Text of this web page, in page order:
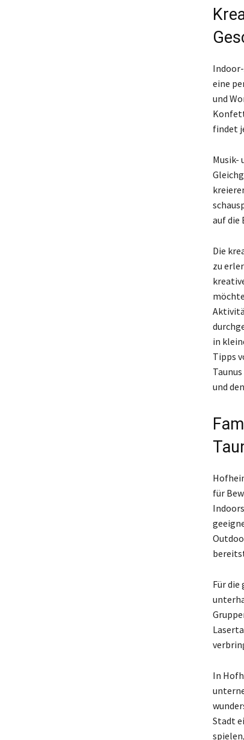
eine
und
findet
Musik-
auf die
Die
zu
in
Tipps
und
für
Für
In
Stadt